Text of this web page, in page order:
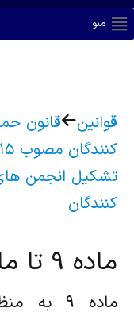
منو
قوانین
قانون
کنندگان مصوب ۱۳۸۸/۰۷/۱۵
تشکیل انجمن
کنندگان
ماده ۹ تا ماده ۱۳
ماده ۹